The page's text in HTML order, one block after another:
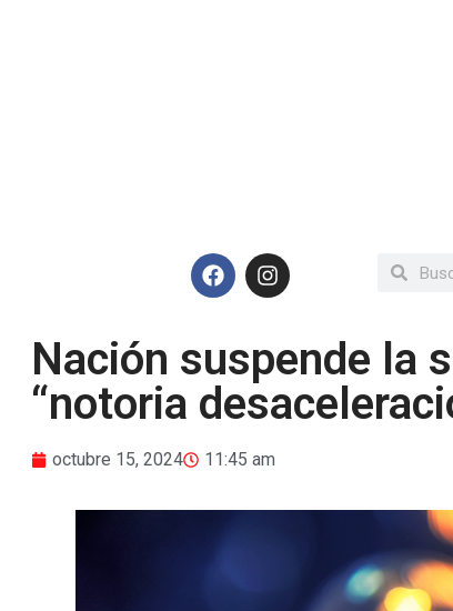
Nación suspende la
“notoria
octubre 15, 2024 11:45 am